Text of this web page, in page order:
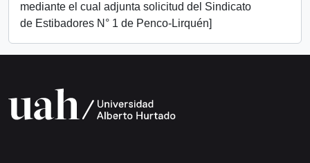
mediante el cual adjunta solicitud del Sindicato
de Estibadores N° 1 de Penco-Lirquén]